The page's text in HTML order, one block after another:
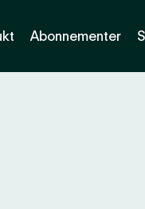
Abonnementer